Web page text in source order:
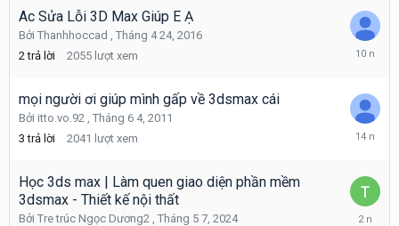
2010
Ac Sửa Lỗi 3D Max Giúp E Ạ
Bởi Thanhhoccad , Tháng 4 24, 2016
2 trả lời 2055 lượt xem
Tháng
2016
mọi người ơi giúp mình gấp về 3dsmax cái
Bởi itto.vo.92 , Tháng 6 4, 2011
3 trả lời 2041 lượt xem
Tháng
2011
Học 3ds max | Làm quen giao diện phần mềm
3dsmax - Thiết kế nội thất
Bởi Tre trúc Ngọc Dương2 , Tháng 5 7, 2024
Tháng